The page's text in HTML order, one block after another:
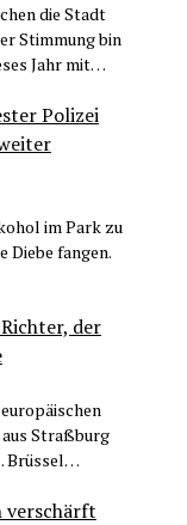
die Stadt
Stimmung bin
Jahr mit…
Polizei
im Park zu
Diebe fangen.
der
Straßburg
Brüssel…
verschärft